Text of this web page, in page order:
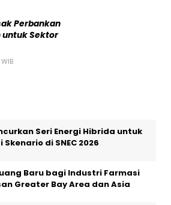
Perbankan
untuk Sektor
Seri Energi Hibrida untuk
di SNEC 2026
Baru bagi Industri Farmasi
Greater Bay Area dan Asia